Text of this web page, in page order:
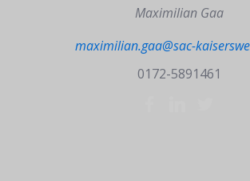
Maximilian Gaa
maximilian.gaa@sac-
0172-5891461